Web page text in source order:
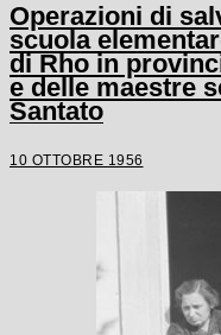
Operazioni di
scuola
di Rho in
e delle maestre
Santato
10 OTTOBRE 1956